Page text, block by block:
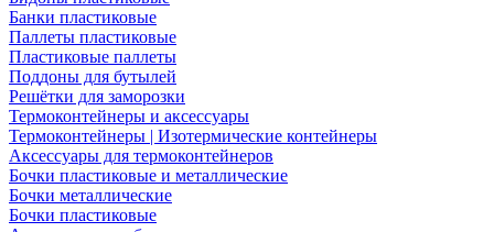
Банки пластиковые
Паллеты пластиковые
Пластиковые паллеты
Поддоны для бутылей
Решётки для заморозки
Термоконтейнеры и аксессуары
Термоконтейнеры | Изотермические контейнеры
Аксессуары для термоконтейнеров
Бочки пластиковые и металлические
Бочки металлические
Бочки пластиковые